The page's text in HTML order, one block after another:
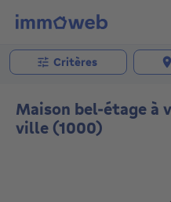
Critères
Maison bel-étage à
ville (1000)